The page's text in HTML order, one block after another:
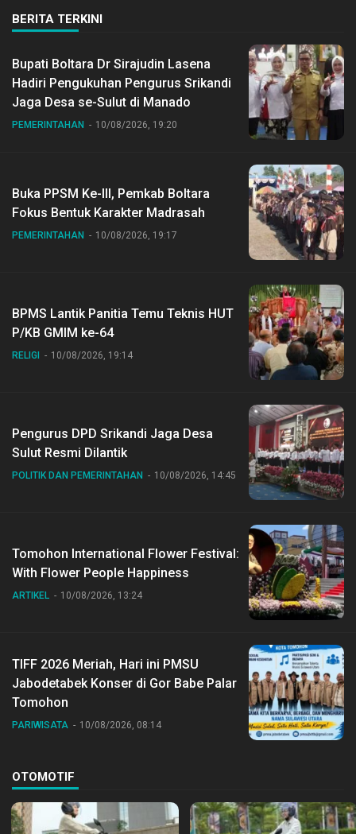
BERITA TERKINI
Bupati Boltara Dr Sirajudin Lasena
Hadiri Pengukuhan Pengurus Srikandi
Jaga Desa se-Sulut di Manado
PEMERINTAHAN 10/08/2026, 19:20
Buka PPSM Ke-III, Pemkab Boltara
Fokus Bentuk Karakter Madrasah
PEMERINTAHAN 10/08/2026, 19:17
BPMS Lantik Panitia Temu Teknis HUT
P/KB GMIM ke-64
RELIGI 10/08/2026, 19:14
Pengurus DPD Srikandi Jaga Desa
Sulut Resmi Dilantik
POLITIK DAN PEMERINTAHAN 10/08/2026, 14:45
Tomohon International Flower Festival:
With Flower People Happiness
ARTIKEL 10/08/2026, 13:24
TIFF 2026 Meriah, Hari ini PMSU
Jabodetabek Konser di Gor Babe Palar
Tomohon
PARIWISATA 10/08/2026, 08:14
OTOMOTIF